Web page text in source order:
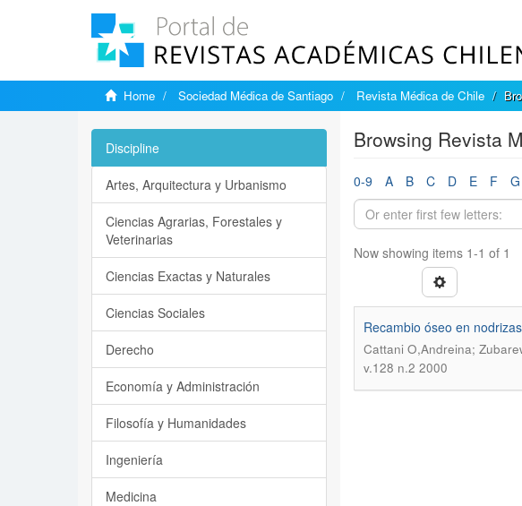
Home Sociedad Médica de Santiago Revista Médica de Chile
Browsing Revista
0-9 A B C D E F G
Now showing items 1-1 of 1
Recambio óseo en
Cattani O,Andreina;
v.128 n.2 2000
Discipline
Artes, Arquitectura y Urbanismo
Ciencias Agrarias, Forestales y
Veterinarias
Ciencias Exactas y Naturales
Ciencias Sociales
Derecho
Economía y Administración
Filosofía y Humanidades
Ingeniería
Medicina